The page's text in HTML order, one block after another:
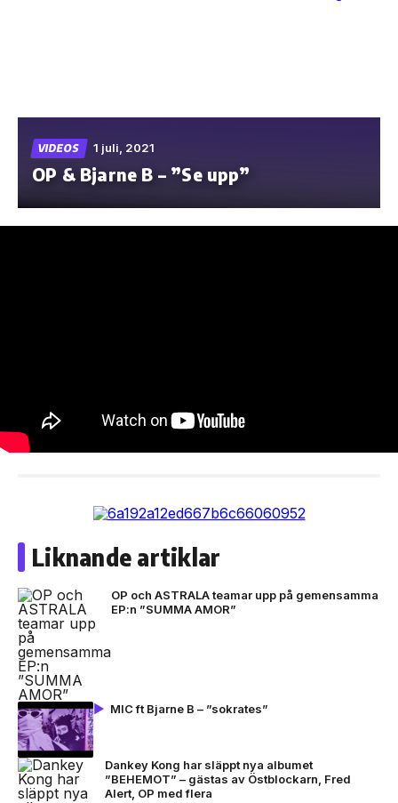
content
VIDEOS 1 juli, 2021
OP & Bjarne B – ”Se upp”
Liknande artiklar
OP och ASTRALA teamar upp på gemensamma
EP:n ”SUMMA AMOR”
MIC ft Bjarne B – ”sokrates”
Dankey Kong har släppt nya albumet
”BEHEMOT” – gästas av Östblockarn, Fred
Alert, OP med flera